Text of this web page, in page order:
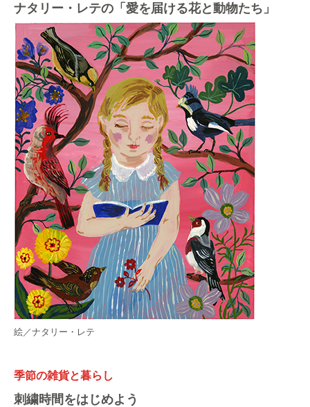
ナタリー・レテの「愛を届ける花と動物たち」
絵／ナタリー・レテ
季節の雑貨と暮らし
刺繍時間をはじめよう